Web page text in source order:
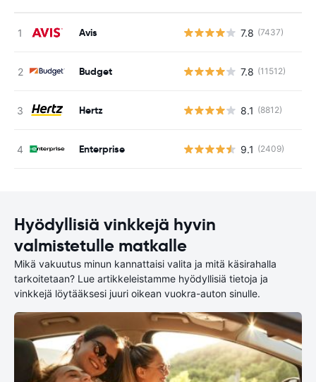
Avis 7.8 (7437)
Budget 7.8 (11512)
Hertz 8.1 (8812)
Enterprise 9.1 (2409)
Hyödyllisiä vinkkejä hyvin
valmistetulle matkalle
Mikä vakuutus minun kannattaisi valita ja mitä käsirahalla
tarkoitetaan? Lue artikkeleistamme hyödyllisiä tietoja ja
vinkkejä löytääksesi juuri oikean vuokra-auton sinulle.